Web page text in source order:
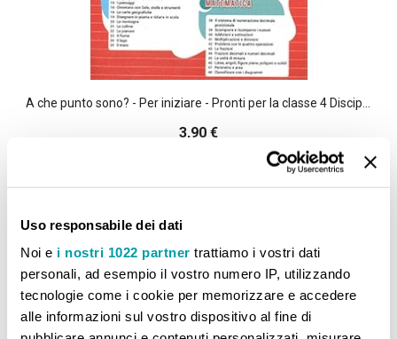
Uso responsabile dei dati
Noi e i nostri 1022 partner trattiamo i vostri dati
personali, ad esempio il vostro numero IP, utilizzando
tecnologie come i cookie per memorizzare e accedere
alle informazioni sul vostro dispositivo al fine di
3,90 €
CONFRONTA PRODOTTI